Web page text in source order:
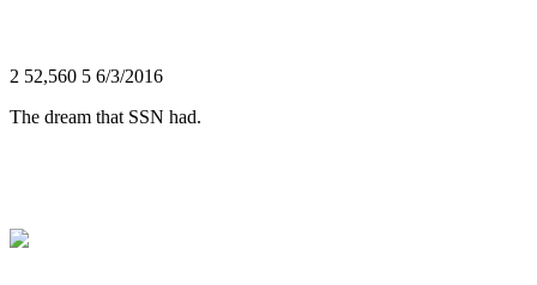
2 52,560 5 6/3/2016
The dream that SSN had.